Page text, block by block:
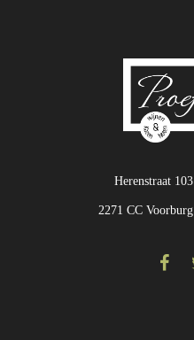
Herenstraat 103
2271 CC Voorburg